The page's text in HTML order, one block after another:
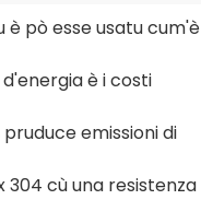
è pò esse usatu cum'è
è i costi
emissioni di
304 cù una resistenza